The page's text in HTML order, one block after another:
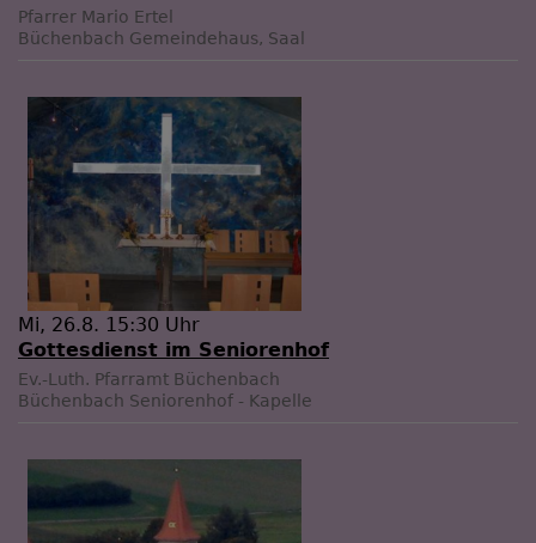
Pfarrer Mario Ertel
Büchenbach Gemeindehaus, Saal
Mi, 26.8. 15:30 Uhr
Gottesdienst im Seniorenhof
Ev.-Luth. Pfarramt Büchenbach
Büchenbach Seniorenhof - Kapelle